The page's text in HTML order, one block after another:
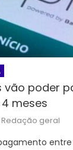
vão poder
meses
Author
Redação geral
entre